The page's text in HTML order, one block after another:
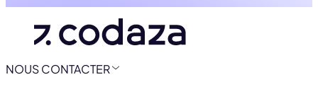
NOUS CONTACTER